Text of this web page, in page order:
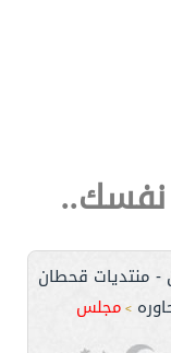
منتديات قحطان
> مجلس